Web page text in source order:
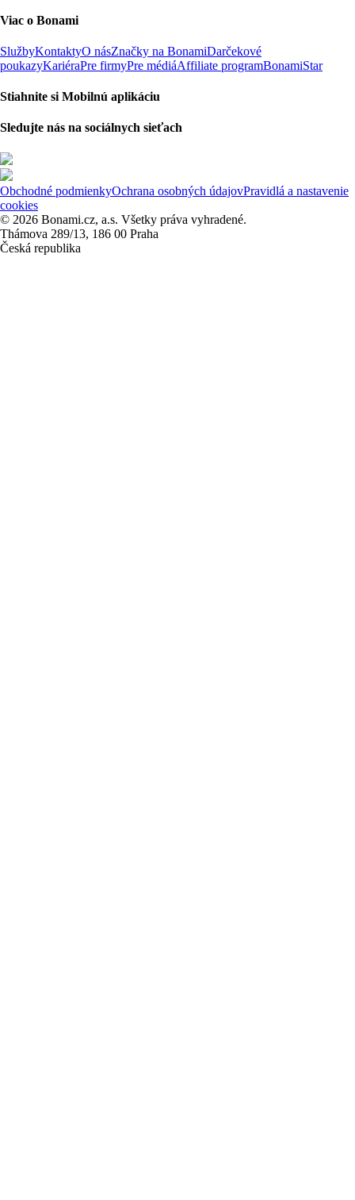
Viac o Bonami
SlužbyKontaktyO násZnačky na BonamiDarčekové
poukazyKariéraPre firmyPre médiáAffiliate programBonamiStar
Stiahnite si Mobilnú aplikáciu
Sledujte nás na sociálnych sieťach
Obchodné podmienkyOchrana osobných údajovPravidlá a nastavenie
cookies
© 2026 Bonami.cz, a.s. Všetky práva vyhradené.
Thámova 289/13, 186 00 Praha
Česká republika